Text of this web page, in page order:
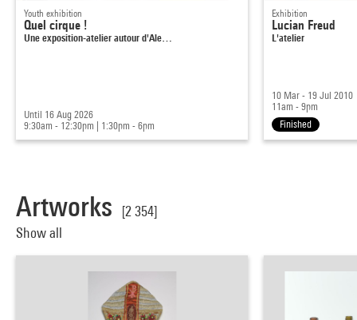
Youth exhibition
Quel cirque !
Une exposition-atelier autour d'Ale…
Until 16 Aug 2026
9:30am - 12:30pm
1:30pm - 6pm
Exhibition
Lucian Freud
L'atelier
10 Mar - 19 Jul 2010
11am - 9pm
Finished
Artworks
[2 354]
Show all